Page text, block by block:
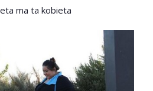
ma ta kobieta